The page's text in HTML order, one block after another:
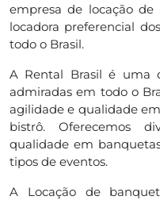
empresa de locação
locadora preferencial
todo o Brasil.
A Rental Brasil é uma
admiradas em todo o
agilidade e qualidade
bistrô. Oferecemos
qualidade em
tipos de eventos.
A Locação de